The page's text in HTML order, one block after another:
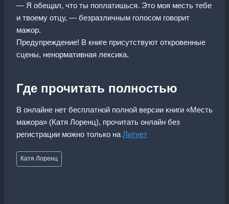
— Я обещал, что ты поплатишься. Это моя месть тебе
и твоему отцу, — безразличным голосом говорит
мажор.
Предупреждение! В книге присутствуют откровенные
сцены, ненормативная лексика.
Где прочитать полностью
В онлайне нет бесплатной полной версии книги «Месть
мажора» (Катя Лоренц), прочитать онлайн без
регистрации можно только на Литнет
Метки
записи:
Катя Лоренц